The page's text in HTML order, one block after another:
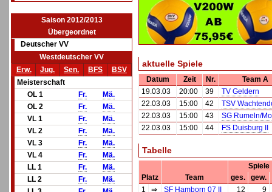
Saison 2012/2013
Übergeordnet
Deutscher VV
Westdeutscher VV
Erw.
Jug. Sen. BFS
BSV
Meisterschaft
OL 1
Fr.
Mä.
OL 2
Fr.
Mä.
VL 1
Fr.
Mä.
VL 2
Fr.
Mä.
VL 3
Fr.
Mä.
VL 4
Fr.
Mä.
LL 1
Fr.
Mä.
LL 2
Fr.
Mä.
aktuelle Spiele
Datum Zeit Nr.
Team A
19.03.03
20:00 39
TV Geldern
22.03.03
15:00 42
TSV
22.03.03
15:00 43
SG Rumeln/
22.03.03
15:00 44 FS Duisburg II
Tabelle
Spiele
Platz
Team ges.
gew.
1
⇒ SF Hamborn 07 II 12
9